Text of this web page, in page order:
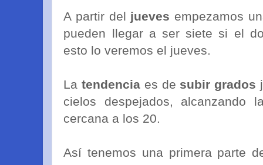
A partir del jueves empezamos
pueden llegar a ser siete si el
esto lo veremos el jueves.
Latendencia es de subir grados
cielos despejados, alcanzando
cercana a los 20.
Así tenemos una primera parte